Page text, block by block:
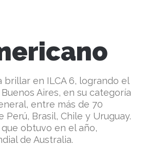
brillar en ILCA 6, logrando el
Aires, en su categoría
entre más de 70
Perú, Brasil, Chile y Uruguay.
obtuvo en el año,
de Australia.